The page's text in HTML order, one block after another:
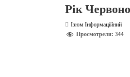
Рік
Ізюм Інформаційний
Просмотрели: 344